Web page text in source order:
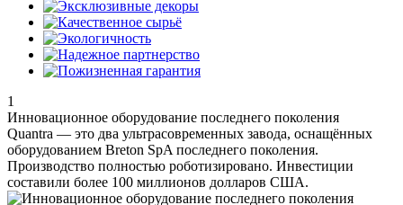
1
Инновационное оборудование последнего поколения
Quantra — это два ультрасовременных завода, оснащённых
оборудованием Breton SpA последнего поколения.
Производство полностью роботизировано. Инвестиции
составили более 100 миллионов долларов США.